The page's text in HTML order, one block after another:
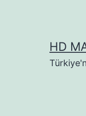
HD